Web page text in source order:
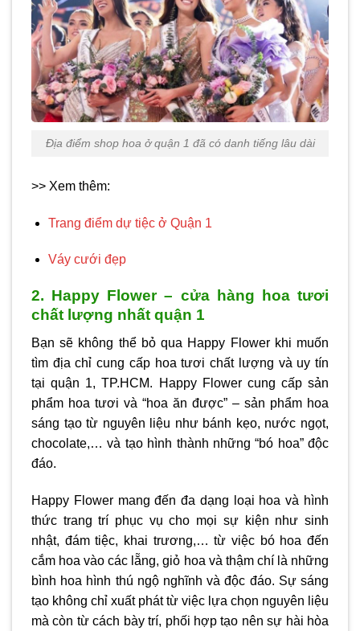
Địa điểm shop hoa ở quận 1 đã có danh tiếng lâu dài
>> Xem thêm:
Trang điểm dự tiệc ở Quận 1
Váy cưới đẹp
2. Happy Flower – cửa hàng hoa tươi
chất lượng nhất quận 1
Bạn sẽ không thể bỏ qua Happy Flower khi muốn
tìm địa chỉ cung cấp hoa tươi chất lượng và uy tín
tại quận 1, TP.HCM. Happy Flower cung cấp sản
phẩm hoa tươi và “hoa ăn được” – sản phẩm hoa
sáng tạo từ nguyên liệu như bánh kẹo, nước ngọt,
chocolate,… và tạo hình thành những “bó hoa” độc
đáo.
Happy Flower mang đến đa dạng loại hoa và hình
thức trang trí phục vụ cho mọi sự kiện như sinh
nhật, đám tiệc, khai trương,… từ việc bó hoa đến
cắm hoa vào các lẵng, giỏ hoa và thậm chí là những
bình hoa hình thú ngộ nghĩnh và độc đáo. Sự sáng
tạo không chỉ xuất phát từ việc lựa chọn nguyên liệu
mà còn từ cách bày trí, phối hợp tạo nên sự hài hòa